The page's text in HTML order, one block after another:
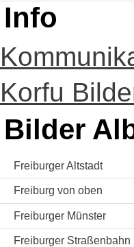
Info
Korfu
Bilder
Freiburger Altstadt
Freiburg von oben
Freiburger Münster
Freiburger Straßenbahn